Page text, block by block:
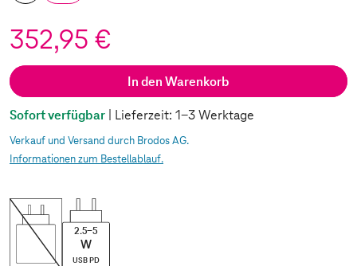
352,95 €
In den Warenkorb
Sofort verfügbar | Lieferzeit: 1-3 Werktage
Verkauf und Versand durch Brodos AG.
Informationen zum Bestellablauf.
W
USB PD
2.5-5